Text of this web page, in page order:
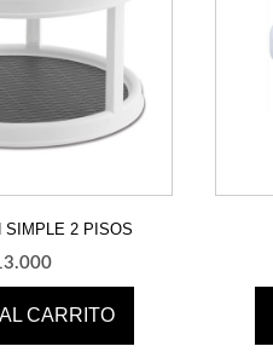
SIMPLE 2 PISOS
CARRITO